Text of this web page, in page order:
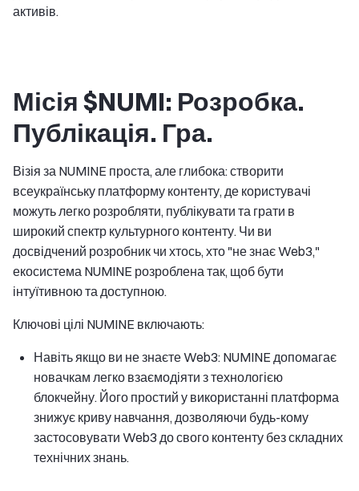
активів.
Місія $NUMI: Розробка.
Публікація. Гра.
Візія за NUMINE проста, але глибока: створити
всеукраїнську платформу контенту, де користувачі
можуть легко розробляти, публікувати та грати в
широкий спектр культурного контенту. Чи ви
досвідчений розробник чи хтось, хто "не знає Web3,"
екосистема NUMINE розроблена так, щоб бути
інтуїтивною та доступною.
Ключові цілі NUMINE включають:
Навіть якщо ви не знаєте Web3: NUMINE допомагає
новачкам легко взаємодіяти з технологією
блокчейну. Його простий у використанні платформа
знижує криву навчання, дозволяючи будь-кому
застосовувати Web3 до свого контенту без складних
технічних знань.